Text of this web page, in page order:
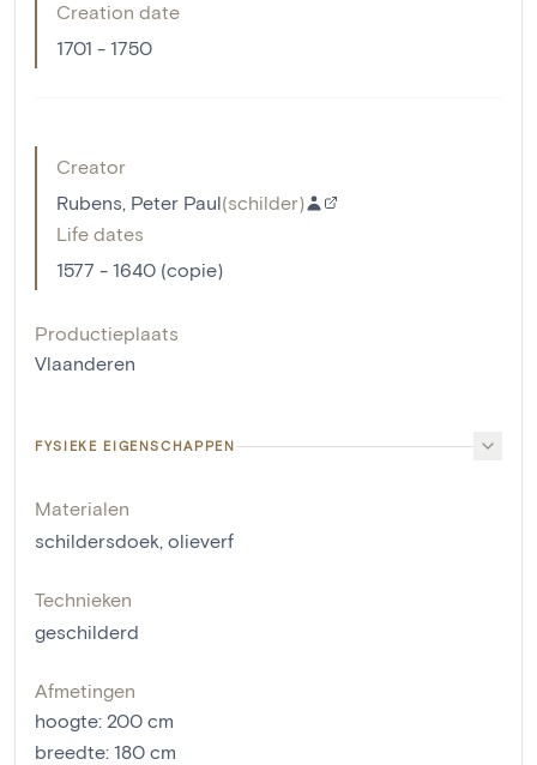
Creation date
1701 - 1750
Creator
Rubens, Peter Paul(schilder)
Life dates
1577 - 1640 (copie)
Productieplaats
Vlaanderen
FYSIEKE EIGENSCHAPPEN
Materialen
schildersdoek, olieverf
Technieken
geschilderd
Afmetingen
hoogte: 200 cm
breedte: 180 cm